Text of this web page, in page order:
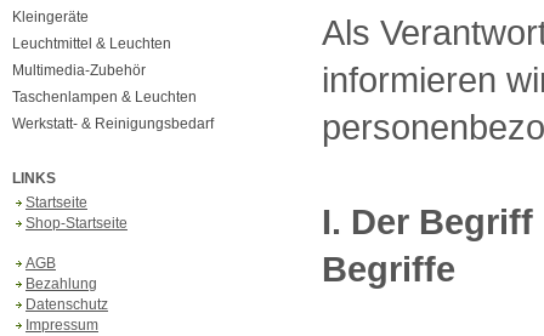
Kleingeräte
Leuchtmittel & Leuchten
Multimedia-Zubehör
Taschenlampen & Leuchten
Werkstatt- & Reinigungsbedarf
LINKS
Startseite
Shop-Startseite
AGB
Bezahlung
Datenschutz
Impressum
Als
informieren
I. Der
Begriffe